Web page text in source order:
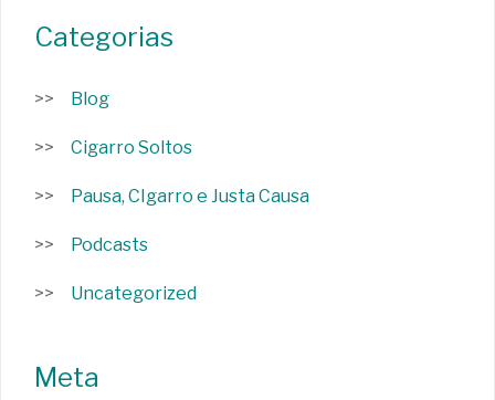
Categorias
Blog
Cigarro Soltos
Pausa, CIgarro e Justa Causa
Podcasts
Uncategorized
Meta